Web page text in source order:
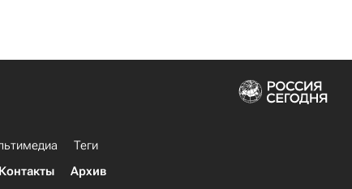
Теги
Контакты Архив